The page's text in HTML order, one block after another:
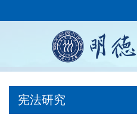
宪法研究